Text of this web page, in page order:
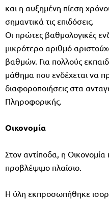
και η αυξημένη πίεση
σημαντικά τις επιδόσεις.
Οι πρώτες βαθμολογικές
μικρότερο αριθμό
βαθμών. Για πολλούς
μάθημα που ενδέχεται να
διαφοροποιήσεις στα
Πληροφορικής.
Οικονομία
Στον αντίποδα, η
προβλέψιμο πλαίσιο.
Η ύλη εκπροσωπήθηκε